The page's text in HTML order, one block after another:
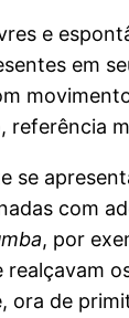
e
em
se
com
, por
ora de